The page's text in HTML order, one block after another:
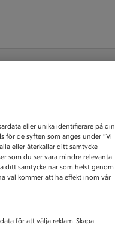
eller unika identifierare på din
för de syften som anges under ”Vi
eller återkallar ditt samtycke
som du ser vara mindre relevanta
ditt samtycke när som helst genom
val kommer att ha effekt inom vår
för att välja reklam. Skapa